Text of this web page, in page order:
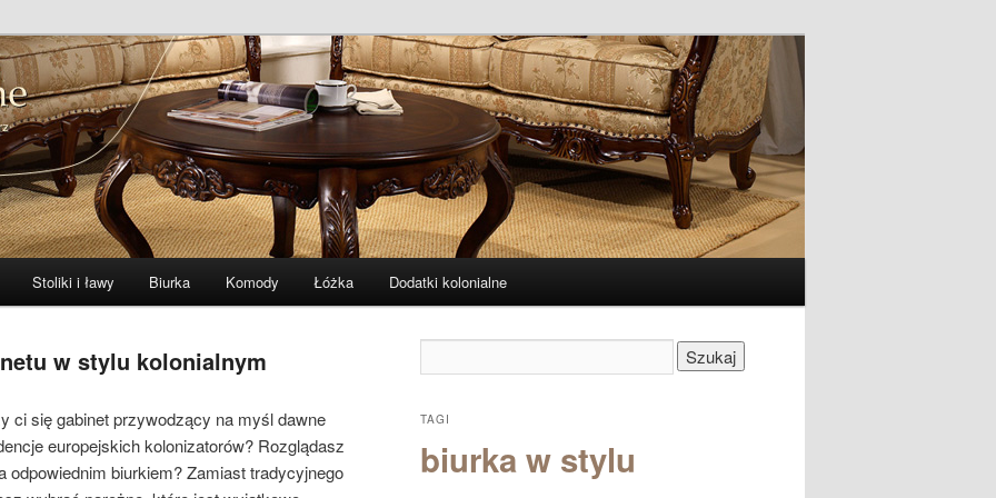
– zibi-meble.pl
i indyjskie
Szukaj
Stoliki i ławy Biurka Komody Łóżka Dodatki kolonialne
w stylu kolonialnym
ci się gabinet przywodzący na myśl dawne
europejskich kolonizatorów? Rozglądasz
odpowiednim biurkiem? Zamiast tradycyjnego
TAGI
biurka w stylu